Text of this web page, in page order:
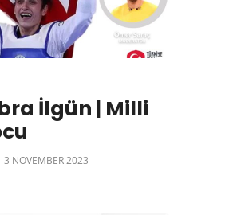
İlgün | Milli
3 NOVEMBER 2023